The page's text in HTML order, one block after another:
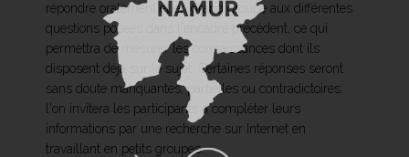
répondre oralement et en grand groupe aux différentes
questions posées dans l'encadré précédent, ce qui
permettra de mesurer les connaissances dont ils
disposent déjà sur le sujet. Certaines réponses seront
sans doute manquantes, partielles ou contradictoires:
l'on invitera les participants à compléter leurs
informations par une recherche sur Internet en
travaillant en petits groupes.